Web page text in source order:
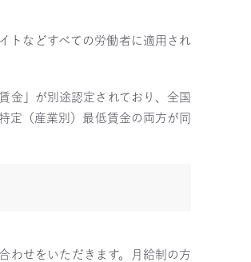
トなどすべての労働者に適用され
金」が別途認定されており、全国
定（産業別）最低賃金の両方が同
わせをいただきます。月給制の方